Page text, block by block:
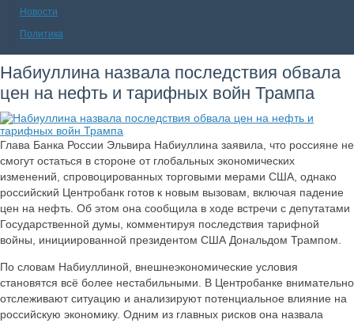
Новости
Политика
Набиуллина назвала последствия обвала
цен на нефть и тарифных войн Трампа
Глава Банка России Эльвира Набиуллина заявила, что россияне не
смогут остаться в стороне от глобальных экономических
изменений, спровоцированных торговыми мерами США, однако
российский Центробанк готов к новым вызовам, включая падение
цен на нефть. Об этом она сообщила в ходе встречи с депутатами
Государственной думы, комментируя последствия тарифной
войны, инициированной президентом США Дональдом Трампом.
По словам Набиуллиной, внешнеэкономические условия
становятся всё более нестабильными. В Центробанке внимательно
отслеживают ситуацию и анализируют потенциальное влияние на
российскую экономику. Одним из главных рисков она назвала